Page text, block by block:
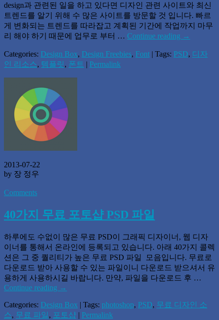
design과 관련된 일을 하고 있다면 디자인 관련 사이트와 최신
트렌드를 알기 위해 수 많은 사이트를 방문할 것 입니다. 빠르
게 변화되는 트렌드를 따라잡고 계획된 기간에 작업까지 마무
리 해야 하기 때문에 업무로 부터 … Continue reading →
Categories: Design Box, Design Freebies, Font | Tags: PSD, 디자
인 리소스, 템플릿, 폰트 | Permalink
2013-07-22
by 장 정우
Comments
40가지 무료 포토샵 PSD 파일
하루에도 수없이 많은 무료 PSD이 그래픽 디자이너, 웹 디자
이너를 통해서 온라인에 등록되고 있습니다. 아래 40가지 콜렉
션은 그 중 퀄리티가 높은 무료 PSD 파일 모음입니다. 무료로
다운로드 받아 사용할 수 있는 파일이니 다운로드 받으셔서 유
용하게 사용하시길 바랍니다. 만약, 파일을 다운로드 후 …
Continue reading →
Categories: Design Box | Tags: photoshop, PSD, 무료 디자인 소
스, 무료 파일 , 포토샵 | Permalink